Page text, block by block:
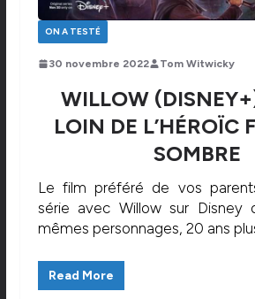
ON A TESTÉ
30 novembre 2022 Tom Witwicky
WILLOW
LOIN DE L’HÉROÏC
SOMBRE
Le film préféré de vos
série avec Willow sur Disney
mêmes personnages, 20 ans
Read More